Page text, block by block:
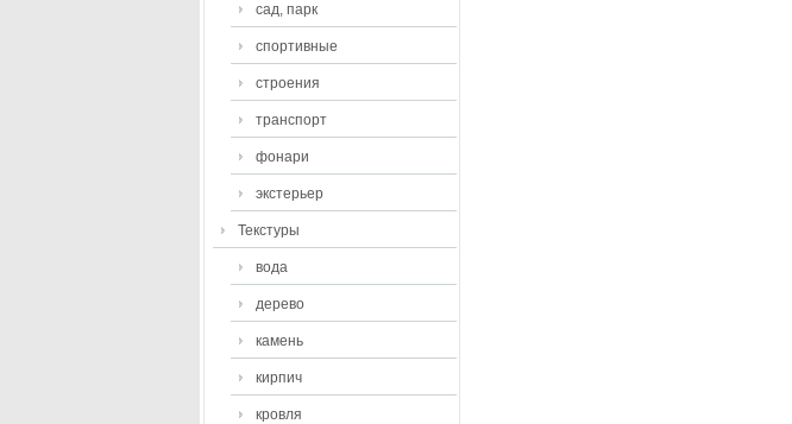
сад, парк
спортивные
строения
транспорт
фонари
экстерьер
Текстуры
вода
дерево
камень
кирпич
кровля